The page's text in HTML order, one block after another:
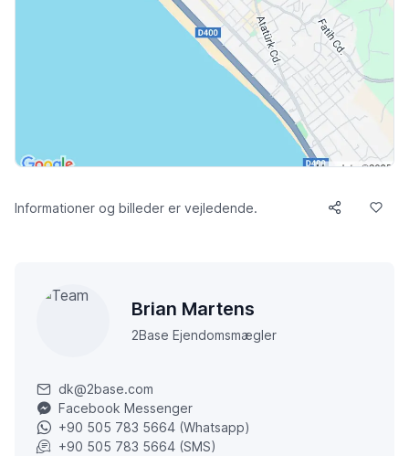
Informationer og billeder er vejledende.
Brian Martens
2Base Ejendomsmægler
dk@2base.com
Facebook Messenger
+90 505 783 5664 (Whatsapp)
+90 505 783 5664 (SMS)